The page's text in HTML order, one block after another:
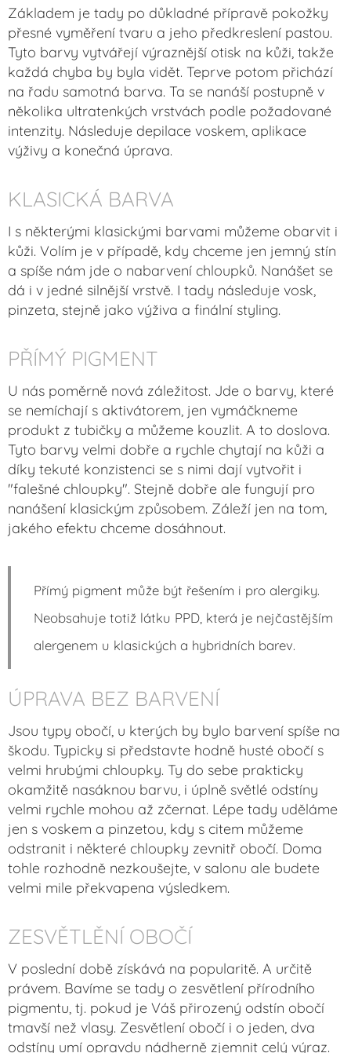
Základem je tady po důkladné přípravě pokožky
přesné vyměření tvaru a jeho předkreslení pastou.
Tyto barvy vytvářejí výraznější otisk na kůži, takže
každá chyba by byla vidět. Teprve potom přichází
na řadu samotná barva. Ta se nanáší postupně v
několika ultratenkých vrstvách podle požadované
intenzity. Následuje depilace voskem, aplikace
výživy a konečná úprava.
KLASICKÁ BARVA
I s některými klasickými barvami můžeme obarvit i
kůži. Volím je v případě, kdy chceme jen jemný stín
a spíše nám jde o nabarvení chloupků. Nanášet se
dá i v jedné silnější vrstvě. I tady následuje vosk,
pinzeta, stejně jako výživa a finální styling.
PŘÍMÝ PIGMENT
U nás poměrně nová záležitost. Jde o barvy, které
se nemíchají s aktivátorem, jen vymáčkneme
produkt z tubičky a můžeme kouzlit. A to doslova.
Tyto barvy velmi dobře a rychle chytají na kůži a
díky tekuté konzistenci se s nimi dají vytvořit i
"falešné chloupky". Stejně dobře ale fungují pro
nanášení klasickým způsobem. Záleží jen na tom,
jakého efektu chceme dosáhnout.
Přímý pigment může být řešením i pro alergiky.
Neobsahuje totiž látku PPD, která je nejčastějším
alergenem u klasických a hybridních barev.
ÚPRAVA BEZ BARVENÍ
Jsou typy obočí, u kterých by bylo barvení spíše na
škodu. Typicky si představte hodně husté obočí s
velmi hrubými chloupky. Ty do sebe prakticky
okamžitě nasáknou barvu, i úplně světlé odstíny
velmi rychle mohou až zčernat. Lépe tady uděláme
jen s voskem a pinzetou, kdy s citem můžeme
odstranit i některé chloupky zevnitř obočí. Doma
tohle rozhodně nezkoušejte, v salonu ale budete
velmi mile překvapena výsledkem.
ZESVĚTLĚNÍ OBOČÍ
V poslední době získává na popularitě. A určitě
právem. Bavíme se tady o zesvětlení přírodního
pigmentu, tj. pokud je Váš přirozený odstín obočí
tmavší než vlasy. Zesvětlení obočí i o jeden, dva
odstíny umí opravdu nádherně zjemnit celý výraz.